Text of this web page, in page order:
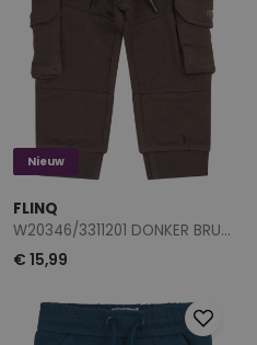
Nieuw
FLINQ
W20346/3311201 DONKER BRUIN
€ 15,99